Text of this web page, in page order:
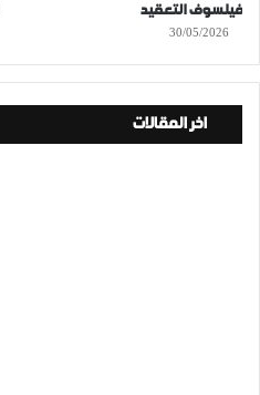
فيلسوف التعقيد
30/05/2026
اخر المقالات